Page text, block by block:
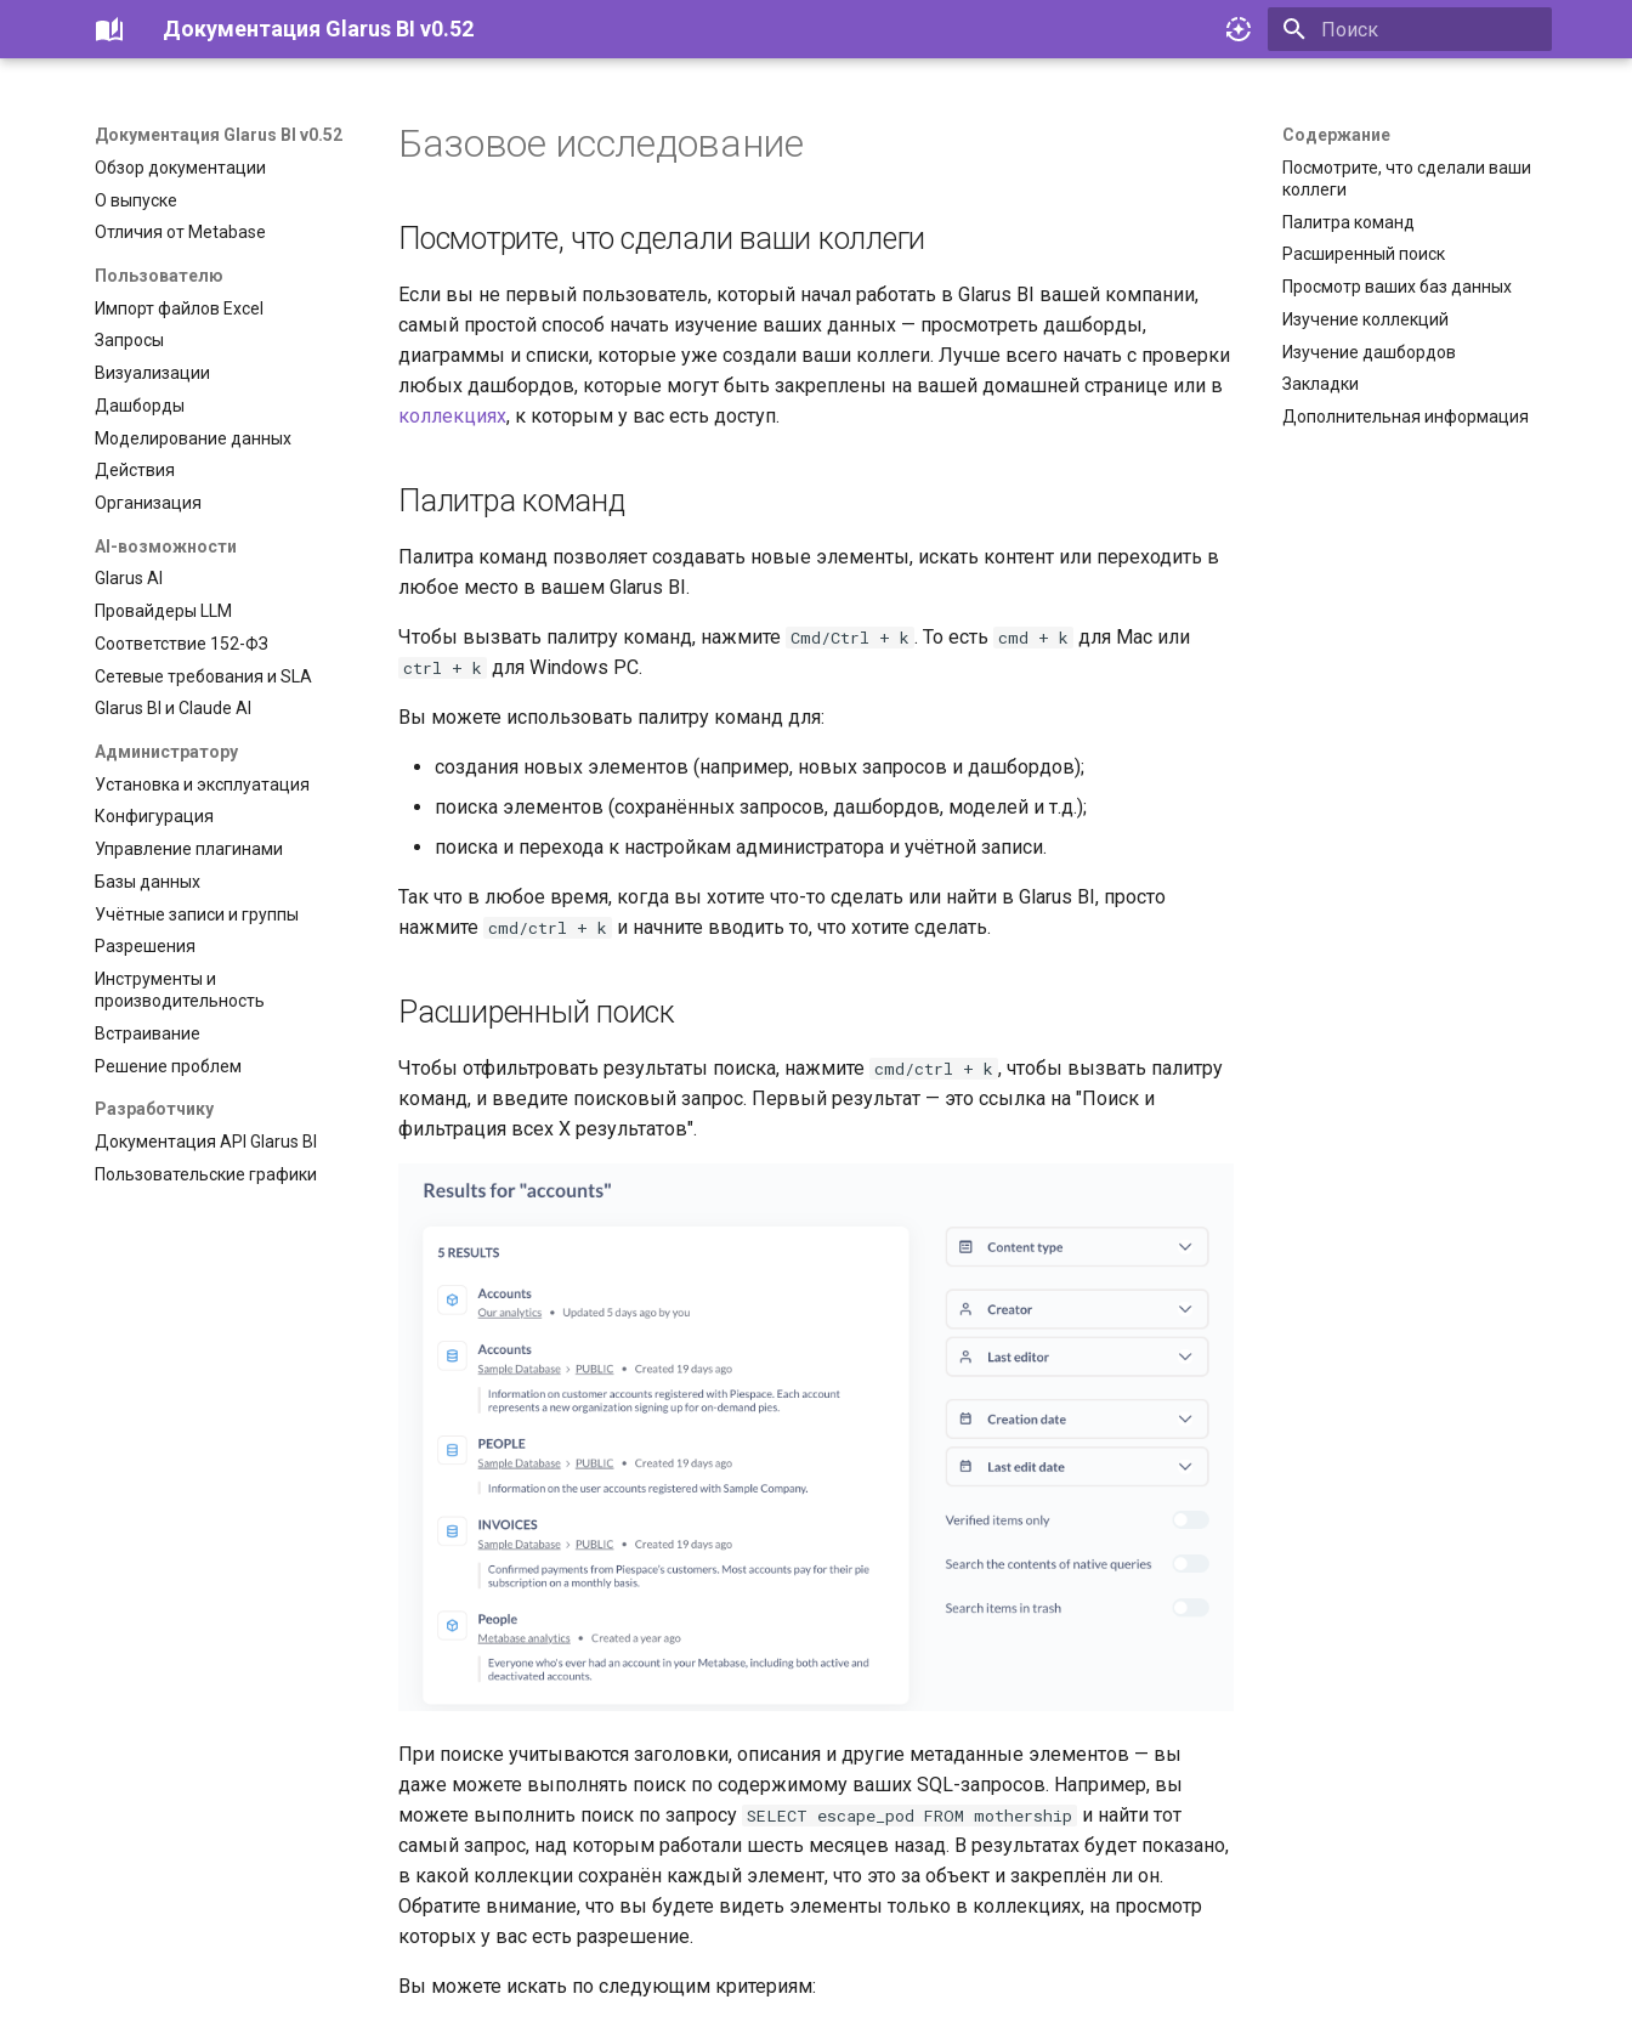
Документация Glarus BI v0.52
Документация Glarus BI v0.52
Обзор документации
О выпуске
Отличия от Metabase
Пользователю
Импорт файлов Excel
Запросы
Визуализации
Дашборды
Моделирование данных
Действия
Организация
AI-возможности
Glarus AI
Провайдеры LLM
Соответствие 152-ФЗ
Сетевые требования и SLA
Glarus BI и Claude AI
Администратору
Установка и эксплуатация
Конфигурация
Управление плагинами
Базы данных
Учётные записи и группы
Разрешения
Инструменты и
производительность
Встраивание
Решение проблем
Разработчику
Документация API Glarus BI
Пользовательские графики
Содержание
Посмотрите, что сделали ваши
коллеги
Палитра команд
Расширенный поиск
Просмотр ваших баз данных
Изучение коллекций
Изучение дашбордов
Закладки
Дополнительная информация
Базовое исследование
Посмотрите, что сделали ваши коллеги
Если вы не первый пользователь, который начал работать в Glarus BI вашей компании,
самый простой способ начать изучение ваших данных — просмотреть дашборды,
диаграммы и списки, которые уже создали ваши коллеги. Лучше всего начать с проверки
любых дашбордов, которые могут быть закреплены на вашей домашней странице или в
коллекциях, к которым у вас есть доступ.
Палитра команд
Палитра команд позволяет создавать новые элементы, искать контент или переходить в
любое место в вашем Glarus BI.
Чтобы вызвать палитру команд, нажмите Cmd/Ctrl + k . То есть cmd + k для Mac или
ctrl + k для Windows PC.
Вы можете использовать палитру команд для:
создания новых элементов (например, новых запросов и дашбордов);
поиска элементов (сохранённых запросов, дашбордов, моделей и т.д.);
поиска и перехода к настройкам администратора и учётной записи.
Так что в любое время, когда вы хотите что-то сделать или найти в Glarus BI, просто
нажмите cmd/ctrl + k и начните вводить то, что хотите сделать.
Расширенный поиск
Чтобы отфильтровать результаты поиска, нажмите cmd/ctrl + k , чтобы вызвать палитру
команд, и введите поисковый запрос. Первый результат — это ссылка на "Поиск и
фильтрация всех X результатов".
При поиске учитываются заголовки, описания и другие метаданные элементов — вы
даже можете выполнять поиск по содержимому ваших SQL-запросов. Например, вы
можете выполнить поиск по запросу SELECT escape_pod FROM mothership и найти тот
самый запрос, над которым работали шесть месяцев назад. В результатах будет показано,
в какой коллекции сохранён каждый элемент, что это за объект и закреплён ли он.
Обратите внимание, что вы будете видеть элементы только в коллекциях, на просмотр
которых у вас есть разрешение.
Вы можете искать по следующим критериям: